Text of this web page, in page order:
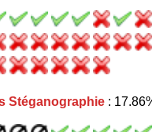
Stéganographie: